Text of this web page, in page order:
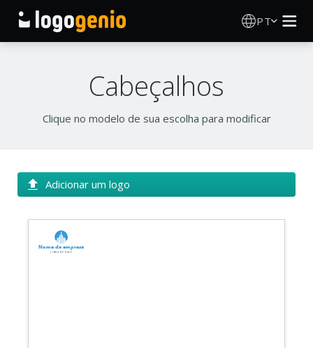
PT
Gerador de logótipos IA
Produtos impressos
Sobre
Blog
Cabeçalhos
Clique no modelo de sua escolha para modificar
Adicionar um logo
Nome da empresa
Linha de base